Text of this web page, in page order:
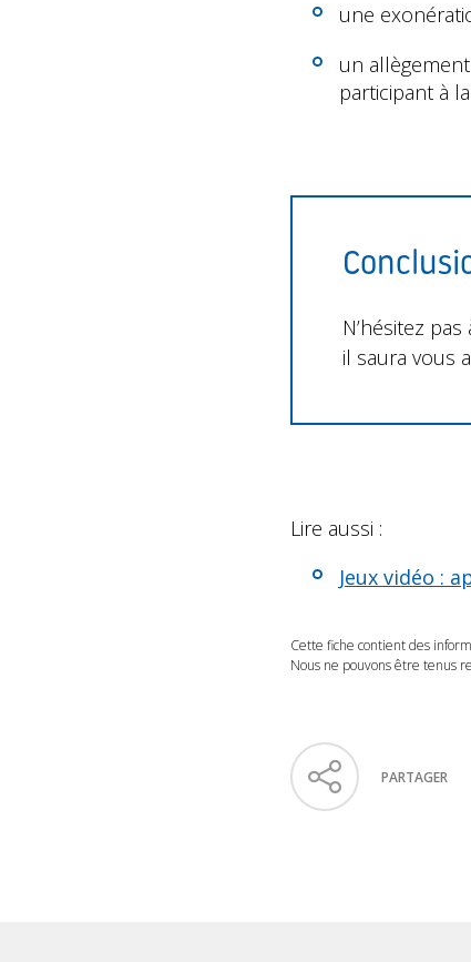
une
un
participant à
N’hésitez
il saura vous
Lire aussi :
Jeux vidéo :
Cette fiche contient des
Nous ne pouvons être tenus
PARTAGER